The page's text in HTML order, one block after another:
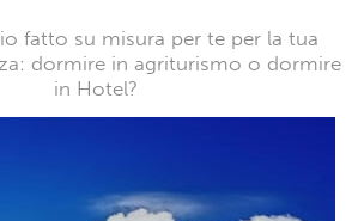
fatto su misura per te per la tua
dormire in agriturismo o dormire
in Hotel?